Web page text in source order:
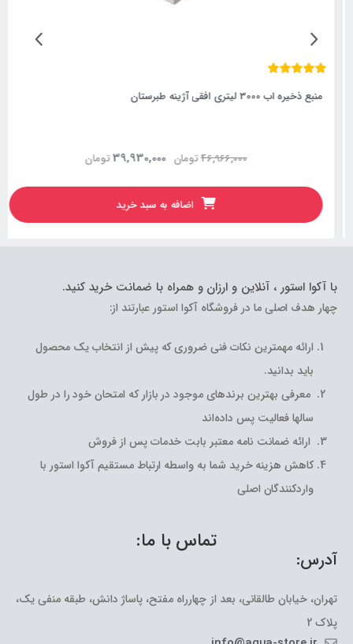
منبع ذخیره اب 3000 لیتری افقی آژینه طبرستان
تومان46,966,000 تومان39,930,000
اضافه به سبد خرید
با آکوا استور ، آنلاین و ارزان و همراه با ضمانت خرید کنید.
چهار هدف اصلی ما در فروشگاه آکوا استور عبارتند از:
ارائه مهمترین نکات فنی ضروری که پیش از انتخاب یک محصول
باید بدانید.
معرفی بهترین برندهای موجود در بازار که امتحان خود را در طول
سالها فعالیت پس داده‌اند
ارائه ضمانت نامه معتبر بابت خدمات پس از فروش
کاهش هزینه خرید شما به واسطه ارتباط مستقیم آکوا استور با
واردکنندگان اصلی
تماس با ما:
آدرس:
تهران، خیابان طالقانی، بعد از چهارراه مفتح، پاساژ دانش، طبقه منفی یک،
پلاک 2